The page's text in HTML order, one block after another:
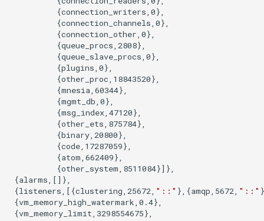
Docker 容器技术
Docker 容器技术大会
VMware ESXi 资源限制
VMware vCenter 虚拟机克隆
VMware vSphere Hypervisor
          {connection_writers,0},
          {connection_channels,0},
          {connection_other,0},
          {queue_procs,2808},
          {queue_slave_procs,0},
          {plugins,0},
          {other_proc,18843520},
          {mnesia,60344},
          {mgmt_db,0},
          {msg_index,47120},
          {other_ets,875784},
          {binary,20800},
          {code,17287059},
          {atom,662409},
          {other_system,8511084}]},
{alarms,[]},
{listeners,[{clustering,25672, "::" },{amqp,5672, "::"
{vm_memory_high_watermark,0.4},
{vm_memory_limit,3298554675},